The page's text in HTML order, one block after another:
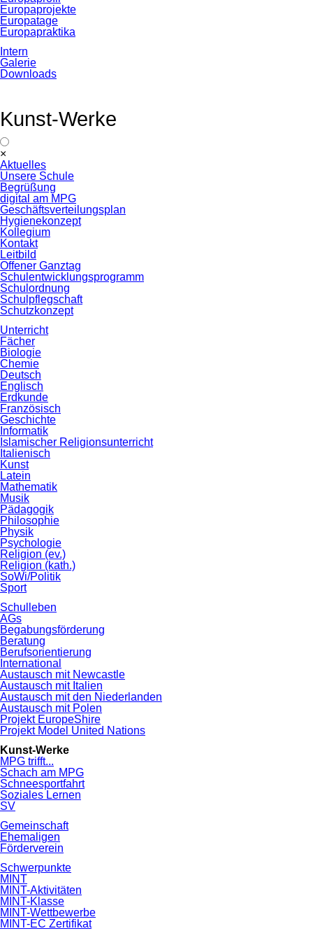
Europaprojekte
Europatage
Europapraktika
Intern
Galerie
Downloads
Kunst-Werke
×
überspringen
Aktuelles
Unsere Schule
Begrüßung
digital am MPG
Geschäftsverteilungsplan
Hygienekonzept
Kollegium
Kontakt
Leitbild
Offener Ganztag
Schulentwicklungsprogramm
Schulordnung
Schulpflegschaft
Schutzkonzept
Unterricht
Fächer
Biologie
Chemie
Deutsch
Englisch
Erdkunde
Französisch
Geschichte
Informatik
Islamischer Religionsunterricht
Italienisch
Kunst
Latein
Mathematik
Musik
Pädagogik
Philosophie
Physik
Psychologie
Religion (ev.)
Religion (kath.)
SoWi/Politik
Sport
Schulleben
AGs
Begabungsförderung
Beratung
Berufsorientierung
International
Austausch mit Newcastle
Austausch mit Italien
Austausch mit den Niederlanden
Austausch mit Polen
Projekt EuropeShire
Projekt Model United Nations
Kunst-Werke
MPG trifft...
Schach am MPG
Schneesportfahrt
Soziales Lernen
SV
Gemeinschaft
Ehemaligen
Förderverein
Schwerpunkte
MINT
MINT-Aktivitäten
MINT-Klasse
MINT-Wettbewerbe
MINT-EC Zertifikat